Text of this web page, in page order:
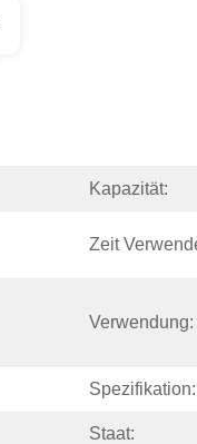
Kapazität:
Zeit
Verwendung:
Spezifikation:
Staat: